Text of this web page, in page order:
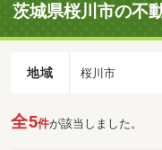
茨城県桜川市の不
地域 桜川市
全5件が該当しました。